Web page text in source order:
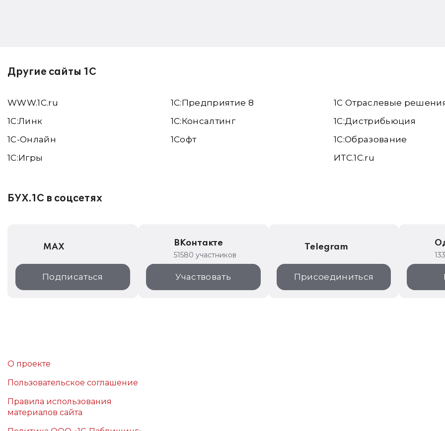
Другие сайты 1С
WWW.1С.ru
1С:Линк
1С-Онлайн
1C:Игры
1С:Предприятие 8
1С:Консалтинг
1Софт
1С Отраслевые
1С:Дистрибьюция
1С:Образование
ИТС.1C.ru
БУХ.1С в соцсетях
MAX
Подписаться
ВКонтакте
51580 участников
Участвовать
Telegram
Присоединиться
О проекте
Пользовательское соглашение
Правила использования
материалов сайта